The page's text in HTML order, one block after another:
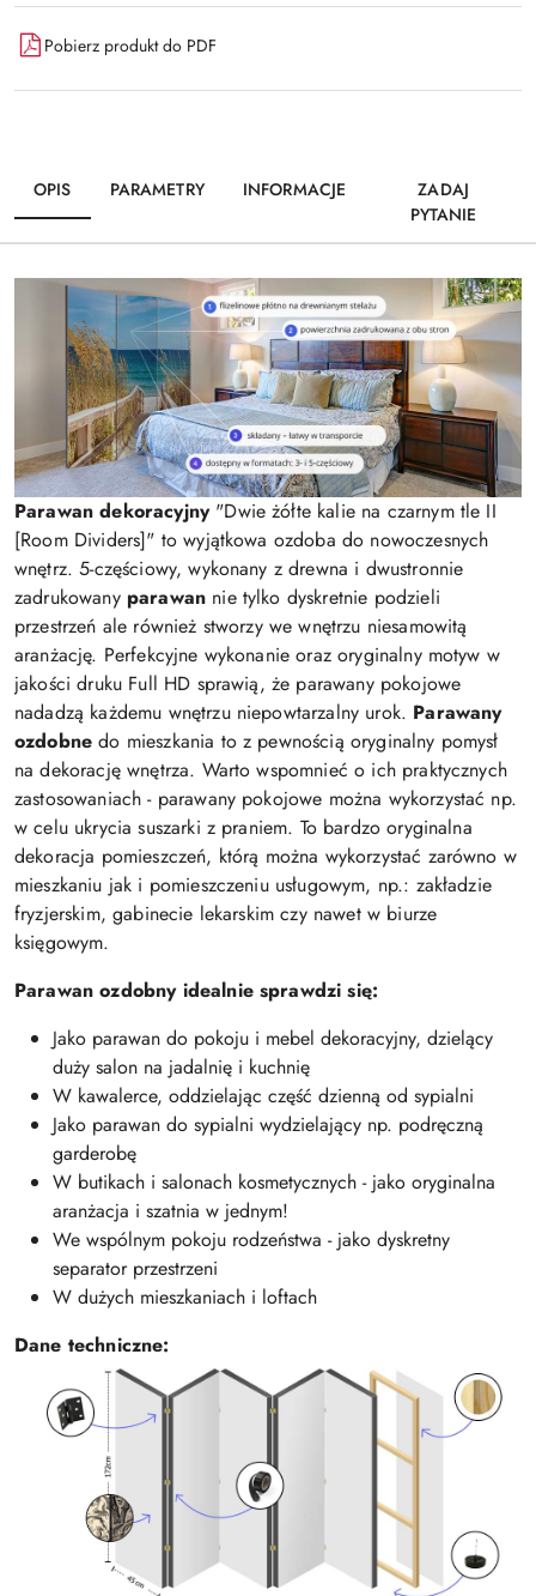
Pobierz produkt do PDF
OPIS PARAMETRY INFORMACJE
ZADAJ
PYTANIE
Parawan dekoracyjny"Dwie żółte kalie na czarnym tle II
[Room Dividers]" to wyjątkowa ozdoba do nowoczesnych
wnętrz. 5-częściowy, wykonany z drewna i dwustronnie
zadrukowany parawan nie tylko dyskretnie podzieli
przestrzeń ale również stworzy we wnętrzu niesamowitą
aranżację. Perfekcyjne wykonanie oraz oryginalny motyw w
jakości druku Full HD sprawią, że parawany pokojowe
nadadzą każdemu wnętrzu niepowtarzalny urok. Parawany
ozdobne do mieszkania to z pewnością oryginalny pomysł
na dekorację wnętrza. Warto wspomnieć o ich praktycznych
zastosowaniach - parawany pokojowe można wykorzystać np.
w celu ukrycia suszarki z praniem. To bardzo oryginalna
dekoracja pomieszczeń, którą można wykorzystać zarówno w
mieszkaniu jak i pomieszczeniu usługowym, np.: zakładzie
fryzjerskim, gabinecie lekarskim czy nawet w biurze
księgowym.
Parawan ozdobny idealnie sprawdzi się:
Jako parawan do pokoju i mebel dekoracyjny, dzielący
duży salon na jadalnię i kuchnię
W kawalerce, oddzielając część dzienną od sypialni
Jako parawan do sypialni wydzielający np. podręczną
garderobę
W butikach i salonach kosmetycznych - jako oryginalna
aranżacja i szatnia w jednym!
We wspólnym pokoju rodzeństwa - jako dyskretny
separator przestrzeni
W dużych mieszkaniach i loftach
Dane techniczne: